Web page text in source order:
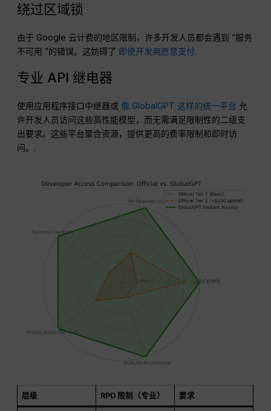
绕过区域锁
由于 Google 云计费的地区限制，许多开发人员都会遇到 “服务
不可用 ”的错误。这妨碍了 即使开发商愿意支付.
专业 API 继电器
使用应用程序接口中继器或像 GlobalGPT 这样的统一平台 允
许开发人员访问这些高性能模型，而无需满足限制性的二级支
出要求。这些平台聚合资源，提供更高的费率限制和即时访
问。.
层级 RPD 限制（专业） 要求